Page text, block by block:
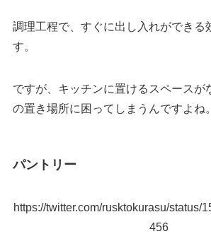
調理工程で、すぐに出し入れができる
す。
ですが、キッチンに置けるスペースが
の置き場所に困ってしまうんですよね。
パントリー
https://twitter.com/rusktokurasu/status/
456